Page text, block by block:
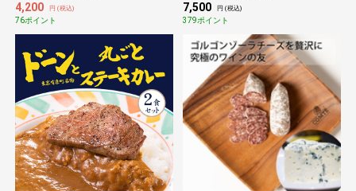
4,200 円 (税込)
76ポイント
7,500 円 (税込)
379ポイント